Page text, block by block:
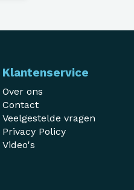
Klantenservice
Over ons
Contact
Veelgestelde vragen
Privacy Policy
Video's